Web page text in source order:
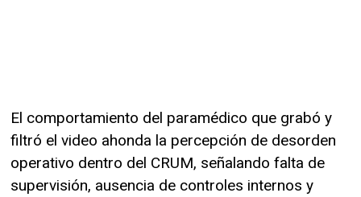
El comportamiento del paramédico que grabó y
filtró el video ahonda la percepción de desorden
operativo dentro del CRUM, señalando falta de
supervisión, ausencia de controles internos y